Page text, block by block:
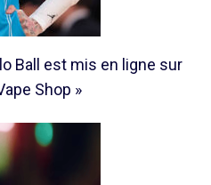
Ball est mis en ligne sur
Shop »